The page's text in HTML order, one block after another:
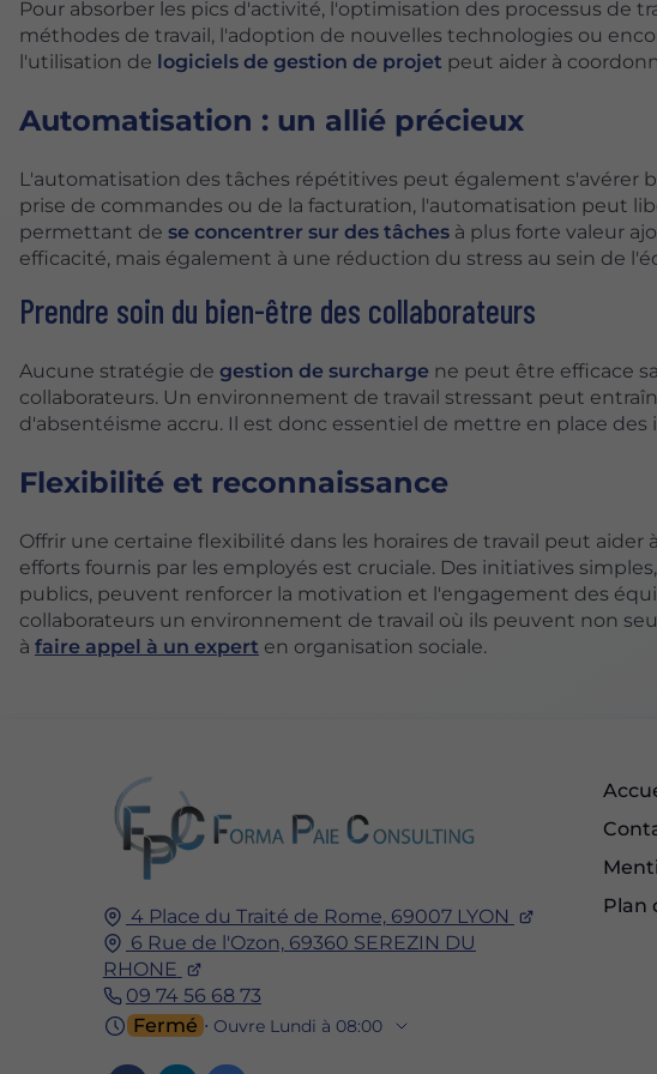
Pour absorber les pics d'activité, l'optimisation des processus de
méthodes de travail, l'adoption de nouvelles technologies ou
l'utilisation de logiciels de gestion de projet peut aider à
Automatisation : un allié précieux
L'automatisation des tâches répétitives peut également s'avérer
prise de commandes ou de la facturation, l'automatisation peut
permettant de se concentrer sur des tâches à plus forte valeur
efficacité, mais également à une réduction du stress au sein de
Prendre soin du bien-être des collaborateurs
Aucune stratégie de gestion de surcharge ne peut être efficace
collaborateurs. Un environnement de travail stressant peut
d'absentéisme accru. Il est donc essentiel de mettre en place
Flexibilité et reconnaissance
Offrir une certaine flexibilité dans les horaires de travail peut aider
efforts fournis par les employés est cruciale. Des initiatives
publics, peuvent renforcer la motivation et l'engagement des
collaborateurs un environnement de travail où ils peuvent non
à faire appel à un expert en organisation sociale.
4 Place du Traité de Rome, 69007 LYON
6 Rue de l'Ozon, 69360 SEREZIN DU
RHONE
09 74 56 68 73
Fermé ⋅ Ouvre Lundi à 08:00
Plan